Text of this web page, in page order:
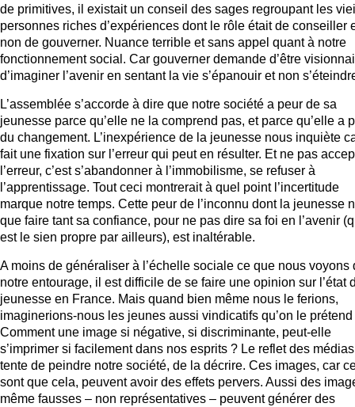
de primitives, il existait un conseil des sages regroupant les
personnes riches d’expériences dont le rôle était de conseiller
non de gouverner. Nuance terrible et sans appel quant à notre
fonctionnement social. Car gouverner demande d’être
d’imaginer l’avenir en sentant la vie s’épanouir et non
L’assemblée s’accorde à dire que notre société a peur de sa
jeunesse parce qu’elle ne la comprend pas, et parce qu’elle a
du changement. L’inexpérience de la jeunesse nous inquiète
fait une fixation sur l’erreur qui peut en résulter. Et ne pas
l’erreur, c’est s’abandonner à l’immobilisme, se refuser à
l’apprentissage. Tout ceci montrerait à quel point l’incertitude
marque notre temps. Cette peur de l’inconnu dont la jeunesse
que faire tant sa confiance, pour ne pas dire sa foi en l’avenir
est le sien propre par ailleurs), est inaltérable.
A moins de généraliser à l’échelle sociale ce que nous voyons
notre entourage, il est difficile de se faire une opinion sur l’état
jeunesse en France. Mais quand bien même nous le ferions,
imaginerions-nous les jeunes aussi vindicatifs qu’on le prétend
Comment une image si négative, si discriminante, peut-elle
s’imprimer si facilement dans nos esprits ? Le reflet des médias
tente de peindre notre société, de la décrire. Ces images, car
sont que cela, peuvent avoir des effets pervers. Aussi des
même fausses – non représentatives – peuvent générer des